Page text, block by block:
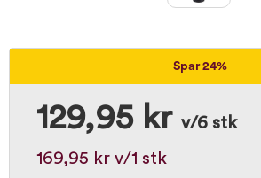
Spar 24%
129,95 kr v/6 stk
169,95 kr v/1 stk